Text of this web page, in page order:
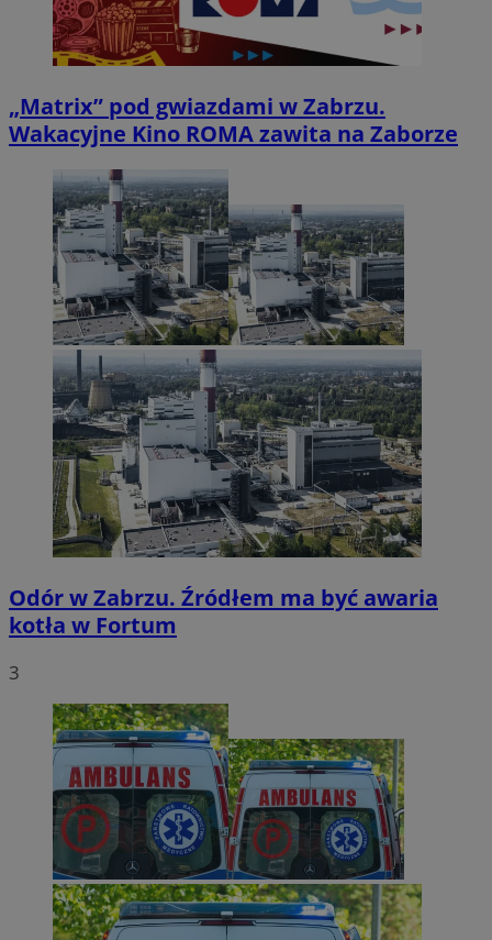
„Matrix” pod gwiazdami w Zabrzu.
Wakacyjne Kino ROMA zawita na Zaborze
Odór w Zabrzu. Źródłem ma być awaria
kotła w Fortum
3